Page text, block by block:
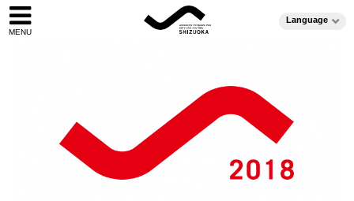
Language